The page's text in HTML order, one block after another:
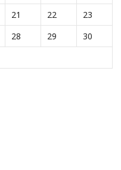
21 22
23
28 29
30